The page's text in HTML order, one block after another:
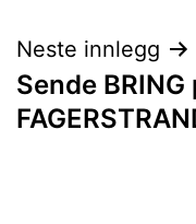
Neste innlegg
Sende